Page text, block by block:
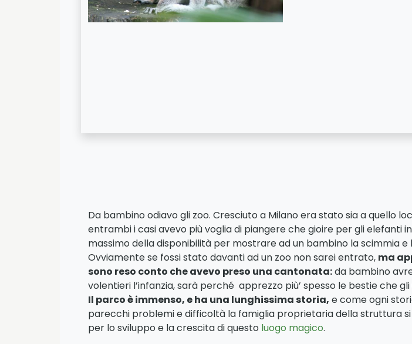
Da bambino odiavo gli zoo. Cresciuto a Milano era stato sia a quello
entrambi i casi avevo più voglia di piangere che gioire per gli elefanti
massimo della disponibilità per mostrare ad un bambino la scimmia e
Ovviamente se fossi stato davanti ad un zoo non sarei entrato, ma
sono reso conto che avevo preso una cantonata:da bambino
volentieri l’infanzia, sarà perché apprezzo più’ spesso le bestie che gli
Il parco è immenso, e ha una lunghissima storia, e come ogni
parecchi problemi e difficoltà la famiglia proprietaria della struttura
per lo sviluppo e la crescita di questo luogo magico.